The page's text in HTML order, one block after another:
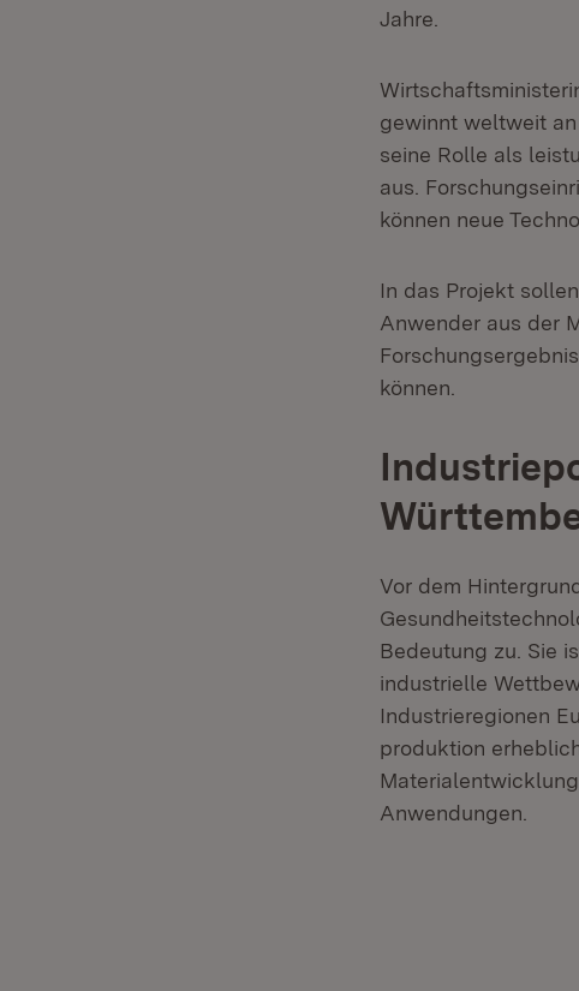
Jahre.
gewinnt weltweit
seine Rolle als
aus.
können neue
In das Projekt
Anwender aus der
können.
Vor dem
Bedeutung zu. Sie
industrielle
Industrieregionen
produktion
Anwendungen.